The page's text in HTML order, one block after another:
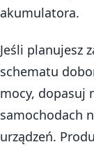
akumulatora.
Jeśli planujesz
schematu
mocy, dopasuj
samochodach
urządzeń.